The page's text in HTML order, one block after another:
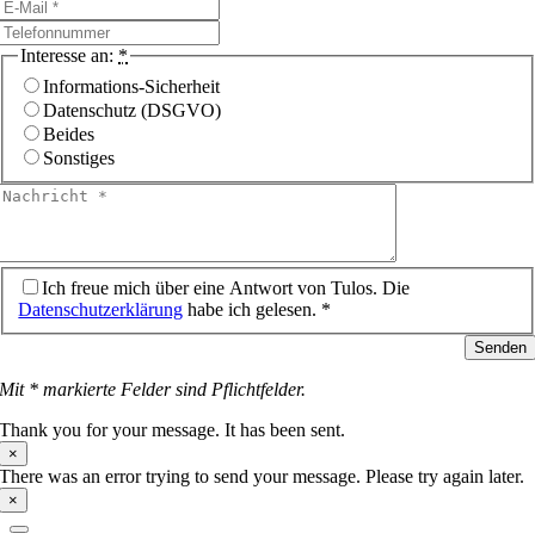
Interesse an: *
Informations-Sicherheit
Datenschutz (DSGVO)
Beides
Sonstiges
Ich freue mich über eine Antwort von Tulos. Die
Datenschutzerklärung habe ich gelesen. *
Senden
Mit * markierte Felder sind Pflichtfelder.
Thank you for your message. It has been sent.
×
There was an error trying to send your message. Please try again later.
×